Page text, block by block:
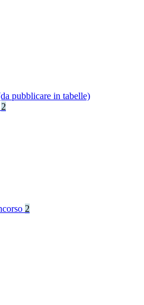
pubblicare in tabelle)
2
2